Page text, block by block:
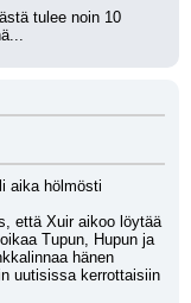
tulee noin 10
aika hölmösti
että Xuir aikoo löytää
Tupun, Hupun ja
hänen
uutisissa kerrottaisiin